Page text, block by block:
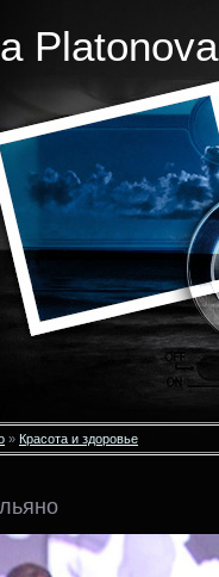
Platonova
» Красота и здоровье